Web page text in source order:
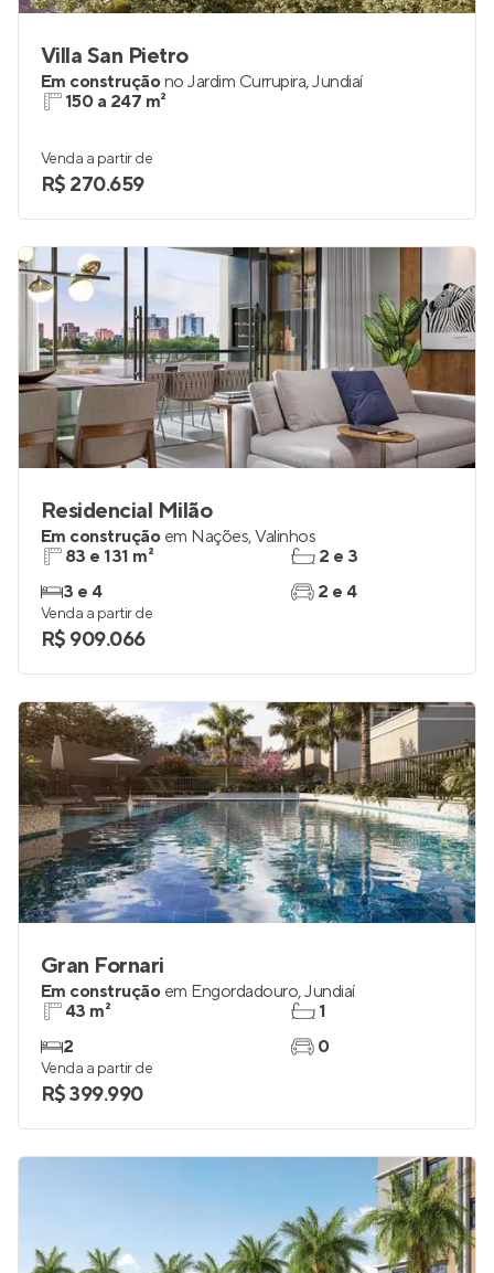
Villa San Pietro
Em construçãono Jardim Currupira,Jundiaí
150 a 247 m²
Venda a partir de
R$ 270.659
Residencial Milão
Em construção em Nações,Valinhos
83 e 131 m²
3 e 4
2 e 3
2 e 4
Venda a partir de
R$ 909.066
Gran Fornari
Em construção em Engordadouro,Jundiaí
43 m²
2
1
0
Venda a partir de
R$ 399.990